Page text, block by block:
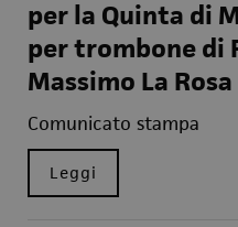
per la Quinta di
per trombone di
Massimo La Rosa
Comunicato stampa
Leggi